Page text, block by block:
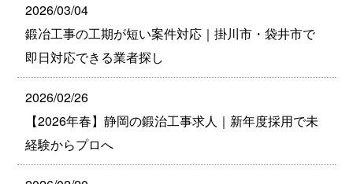
2026/03/04
鍛冶工事の工期が短い案件対応｜掛川市・袋井市で
即日対応できる業者探し
2026/02/26
【2026年春】静岡の鍛治工事求人｜新年度採用で未
経験からプロへ